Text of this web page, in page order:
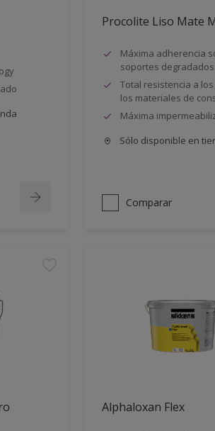
Procolite Liso Mate
Máxima adherencia
soportes degradados
Total resistencia a
los materiales de
Máxima
Sólo disponible en
Comparar
Alphaloxan Flex